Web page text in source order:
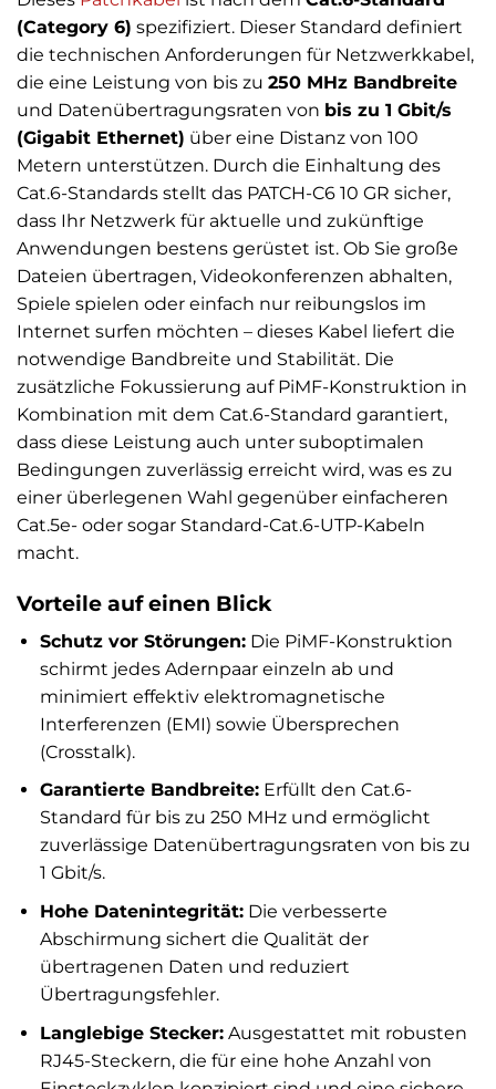
(Category 6) spezifiziert. Dieser Standard definiert
die technischen Anforderungen für Netzwerkkabel,
die eine Leistung von bis zu 250 MHz Bandbreite
und Datenübertragungsraten von bis zu 1 Gbit/s
(Gigabit Ethernet) über eine Distanz von 100
Metern unterstützen. Durch die Einhaltung des
Cat.6-Standards stellt das PATCH-C6 10 GR sicher,
dass Ihr Netzwerk für aktuelle und zukünftige
Anwendungen bestens gerüstet ist. Ob Sie große
Dateien übertragen, Videokonferenzen abhalten,
Spiele spielen oder einfach nur reibungslos im
Internet surfen möchten – dieses Kabel liefert die
notwendige Bandbreite und Stabilität. Die
zusätzliche Fokussierung auf PiMF-Konstruktion in
Kombination mit dem Cat.6-Standard garantiert,
dass diese Leistung auch unter suboptimalen
Bedingungen zuverlässig erreicht wird, was es zu
einer überlegenen Wahl gegenüber einfacheren
Cat.5e- oder sogar Standard-Cat.6-UTP-Kabeln
macht.
Vorteile auf einen Blick
Schutz vor Störungen:Die PiMF-Konstruktion
schirmt jedes Adernpaar einzeln ab und
minimiert effektiv elektromagnetische
Interferenzen (EMI) sowie Übersprechen
(Crosstalk).
Garantierte Bandbreite:Erfüllt den Cat.6-
Standard für bis zu 250 MHz und ermöglicht
zuverlässige Datenübertragungsraten von bis zu
1 Gbit/s.
Hohe Datenintegrität:Die verbesserte
Abschirmung sichert die Qualität der
übertragenen Daten und reduziert
Übertragungsfehler.
Langlebige Stecker:Ausgestattet mit robusten
RJ45-Steckern, die für eine hohe Anzahl von